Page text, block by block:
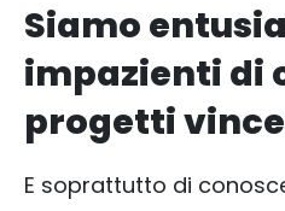
Siamo
impazienti di
progetti
E soprattutto di